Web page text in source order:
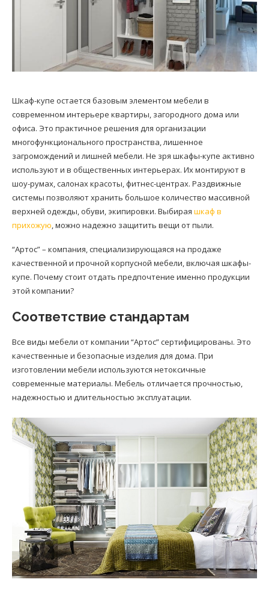
Шкаф-купе остается базовым элементом мебели в
современном интерьере квартиры, загородного дома или
офиса. Это практичное решения для организации
многофункционального пространства, лишенное
загромождений и лишней мебели. Не зря шкафы-купе активно
используют и в общественных интерьерах. Их монтируют в
шоу-румах, салонах красоты, фитнес-центрах. Раздвижные
системы позволяют хранить большое количество массивной
верхней одежды, обуви, экипировки. Выбирая шкаф в
прихожую, можно надежно защитить вещи от пыли.
“Артос” – компания, специализирующаяся на продаже
качественной и прочной корпусной мебели, включая шкафы-
купе. Почему стоит отдать предпочтение именно продукции
этой компании?
Соответствие стандартам
Все виды мебели от компании “Артос” сертифицированы. Это
качественные и безопасные изделия для дома. При
изготовлении мебели используются нетоксичные
современные материалы. Мебель отличается прочностью,
надежностью и длительностью эксплуатации.